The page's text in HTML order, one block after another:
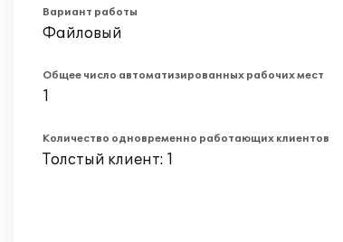
Вариант работы
Файловый
Общее число автоматизированных рабочих мест
1
Количество одновременно работающих клиентов
Толстый клиент: 1